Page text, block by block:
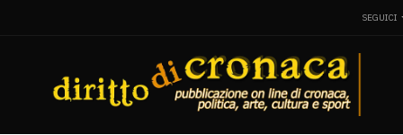
SEGUICI